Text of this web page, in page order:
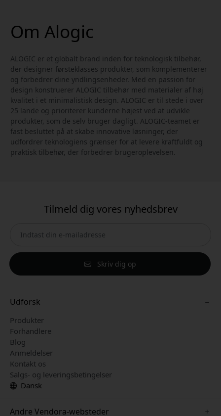
Om Alogic
ALOGIC er et globalt brand inden for teknologisk tilbehør,
der designer førsteklasses produkter, som komplementerer
og forbedrer dine yndlingsenheder. Med en passion for
design konstruerer ALOGIC tilbehør med materialer af høj
kvalitet i et minimalistisk design. ALOGIC er til stede i over
25 lande og prioriterer kunderne højest ved at udvikle
produkter, som de selv bruger dagligt. ALOGIC-teamet er
fast besluttet på at skabe innovative løsninger, der
udfordrer teknologiens grænser for at levere kraftfuldt og
praktisk tilbehør, der forbedrer brugeroplevelsen.
Tilmeld dig vores nyhedsbrev
Skriv dig op
Udforsk
Produkter
Forhandlere
Blog
Anmeldelser
Kontakt os
Salgs- og leveringsbetingelser
Dansk
Andre Vendora-websteder